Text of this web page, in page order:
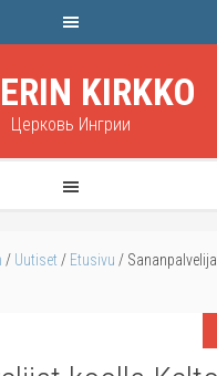
KIRKKO
Церковь Ингрии
/ Uutiset / Etusivu /